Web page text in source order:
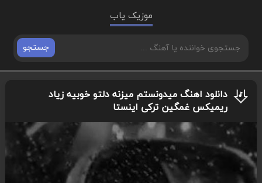
موزیک یاب
جستجو
دانلود اهنگ میدونستم میزنه دلتو خوبیه زیاد
ریمیکس غمگین ترکی اینستا